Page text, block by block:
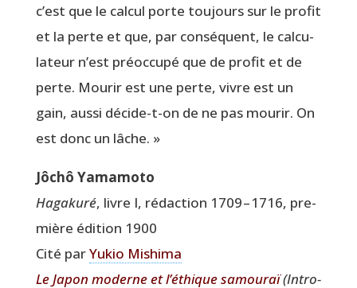
c’est que le cal­cul porte tou­jours sur le pro­fit
et la perte et que, par consé­quent, le cal­cu­
la­teur n’est pré­oc­cu­pé que de pro­fit et de
perte. Mou­rir est une perte, vivre est un
gain, aus­si décide-t-on de ne pas mou­rir. On
est donc un lâche. »
Jôchô Yamamoto
Haga­ku­ré, livre I, rédac­tion 1709 – 1716, pre­
mière édi­tion 1900
Cité parYukio Mishi­ma
Le Japon moderne et l’éthique samou­raï(Intro­